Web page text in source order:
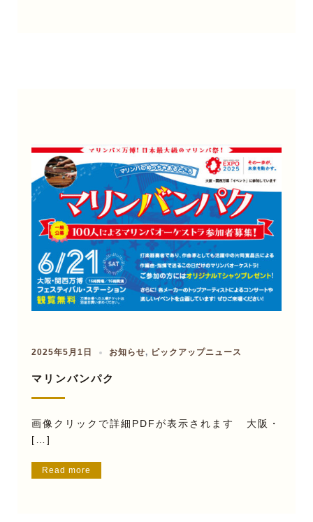
2025年5月1日 お知らせ, ピックアップニュース
マリンバンパク
画像クリックで詳細PDFが表示されます 大阪・
[…]
Read more